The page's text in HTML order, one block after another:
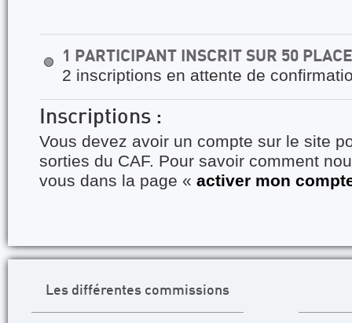
🟢 1 PARTICIPANT INSCRIT SUR 50
2 inscriptions en attente de
Inscriptions :
Vous devez avoir un compte sur le site
sorties du CAF. Pour savoir comment
vous dans la page « activer mon
Les différentes commissions